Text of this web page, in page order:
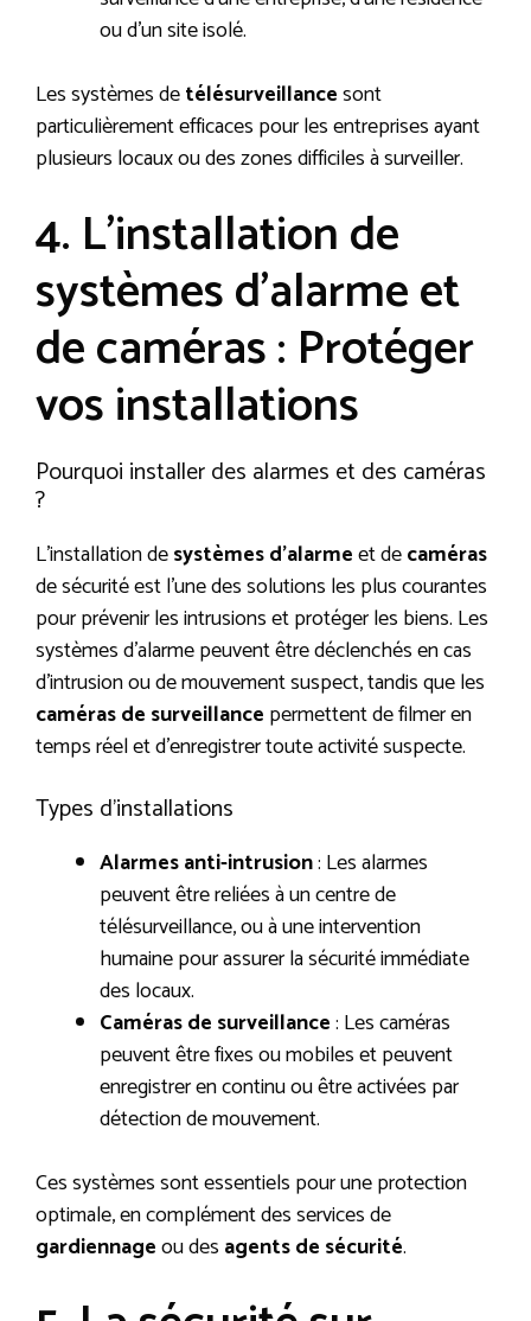
ou d’un site isolé.
Les systèmes detélésurveillancesont
particulièrement efficaces pour les entreprises ayant
plusieurs locaux ou des zones difficiles à surveiller.
4. L’installation de
systèmes d’alarme et
de caméras : Protéger
vos installations
Pourquoi installer des alarmes et des caméras
?
L’installation desystèmes d’alarmeet decaméras
de sécurité est l’une des solutions les plus courantes
pour prévenir les intrusions et protéger les biens. Les
systèmes d’alarme peuvent être déclenchés en cas
d’intrusion ou de mouvement suspect, tandis que les
caméras de surveillance permettent de filmer en
temps réel et d’enregistrer toute activité suspecte.
Types d’installations
Alarmes anti-intrusion: Les alarmes
peuvent être reliées à un centre de
télésurveillance, ou à une intervention
humaine pour assurer la sécurité immédiate
des locaux.
Caméras de surveillance: Les caméras
peuvent être fixes ou mobiles et peuvent
enregistrer en continu ou être activées par
détection de mouvement.
Ces systèmes sont essentiels pour une protection
optimale, en complément des services de
gardiennageou des agents de sécurité.